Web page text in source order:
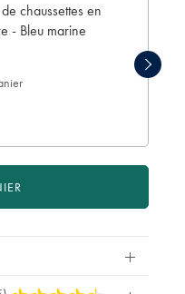
chaussettes en
- Bleu marine